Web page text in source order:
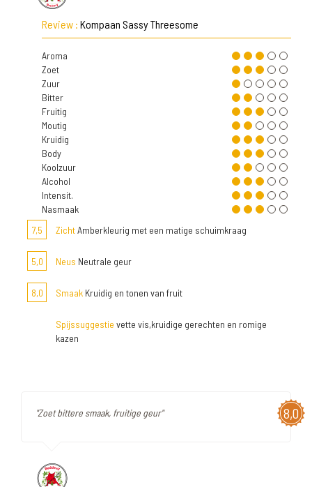
Review : Kompaan Sassy Threesome
Aroma
Zoet
Zuur
Bitter
Fruitig
Moutig
Kruidig
Body
Koolzuur
Alcohol
Intensit.
Nasmaak
7,5
ZichtAmberkleurig met een matige schuimkraag
5,0 Neus Neutrale geur
8,0 Smaak Kruidig en tonen van fruit
Spijssuggestie vette vis,kruidige gerechten en romige
kazen
8,0
"Zoet bittere smaak, fruitige geur"